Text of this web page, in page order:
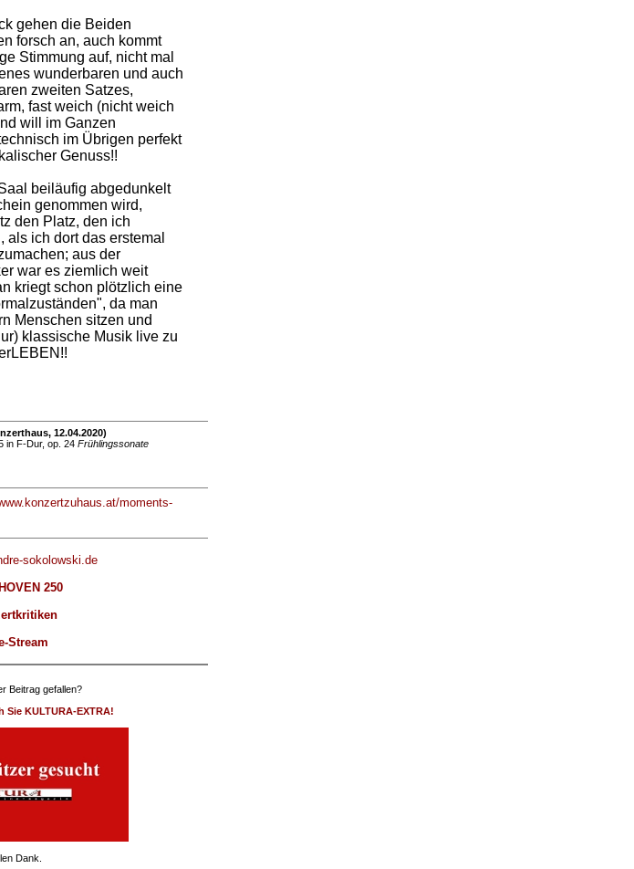
gehen die Beiden
forsch an, auch kommt
Stimmung auf, nicht mal
wunderbaren und auch
zweiten Satzes,
fast weich (nicht weich
will im Ganzen
im Übrigen perfekt
Genuss!!
beiläufig abgedunkelt
genommen wird,
den Platz, den ich
ich dort das erstemal
aus der
war es ziemlich weit
kriegt schon plötzlich eine
da man
Menschen sitzen und
klassische Musik live zu
12.04.2020)
in F-Dur, op. 24 Frühlingssonate
moments-
sokolowski.de
250
Stream
Beitrag gefallen?
Sie KULTURA-EXTRA!
Dank.